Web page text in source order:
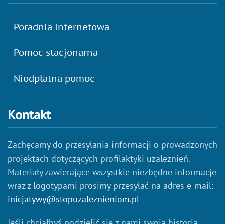
Poradnia internetowa
Pomoc stacjonarna
Niodpłatna pomoc
Kontakt
Zachęcamy do przesyłania informacji o prowadzonych
projektach dotyczących profilaktyki uzależnień.
Materiały zawierające wszystkie niezbędne informacje
wraz z logotypami prosimy przesyłać na adres e-mail:
inicjatywy@stopuzaleznieniom.pl